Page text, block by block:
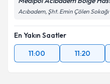
Acıbadem, Şht. Emin Çölen
En Yakın Saatler
11:00
11:20